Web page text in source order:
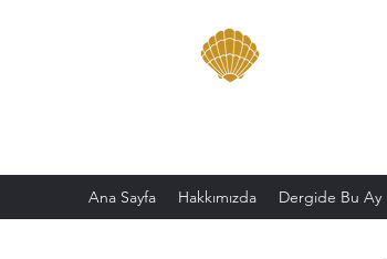
Ana Sayfa Hakkımızda Dergide Bu Ay